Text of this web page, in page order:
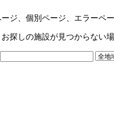
ジ、個別ページ、エラーペ
お探しの施設が見つからない